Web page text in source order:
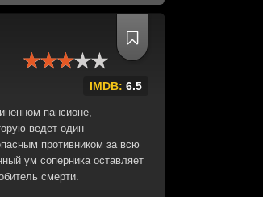
IMDB: 6.5
пансионе,
ведет один
противником за всю
ум соперника оставляет
смерти.